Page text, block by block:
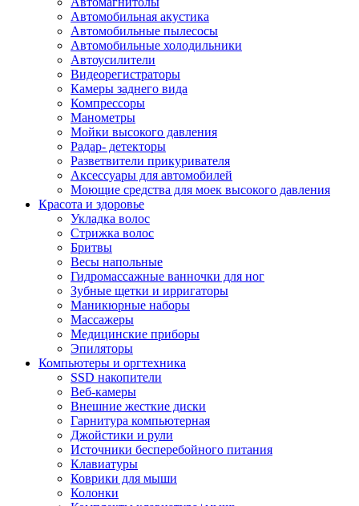
Автомобильная акустика
Автомобильные пылесосы
Автомобильные холодильники
Автоусилители
Видеорегистраторы
Камеры заднего вида
Компрессоры
Манометры
Мойки высокого давления
Радар- детекторы
Разветвители прикуривателя
Аксессуары для автомобилей
Моющие средства для моек высокого давления
Красота и здоровье
Укладка волос
Стрижка волос
Бритвы
Весы напольные
Гидромассажные ванночки для ног
Зубные щетки и ирригаторы
Маникюрные наборы
Массажеры
Медицинские приборы
Эпиляторы
Компьютеры и оргтехника
SSD накопители
Веб-камеры
Внешние жесткие диски
Гарнитура компьютерная
Джойстики и рули
Источники бесперебойного питания
Клавиатуры
Коврики для мыши
Колонки